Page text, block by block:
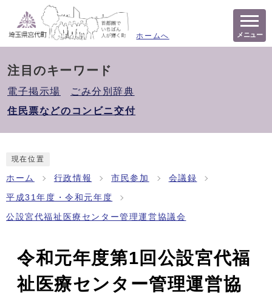
ホームへ メニュー
注目のキーワード
電子掲示場
ごみ分別辞典
住民票などのコンビニ交付
現在位置
ホーム 行政情報 市民参加 会議録
平成31年度・令和元年度
公設宮代福祉医療センター管理運営協議会
令和元年度第1回公設宮代福
祉医療センター管理運営協